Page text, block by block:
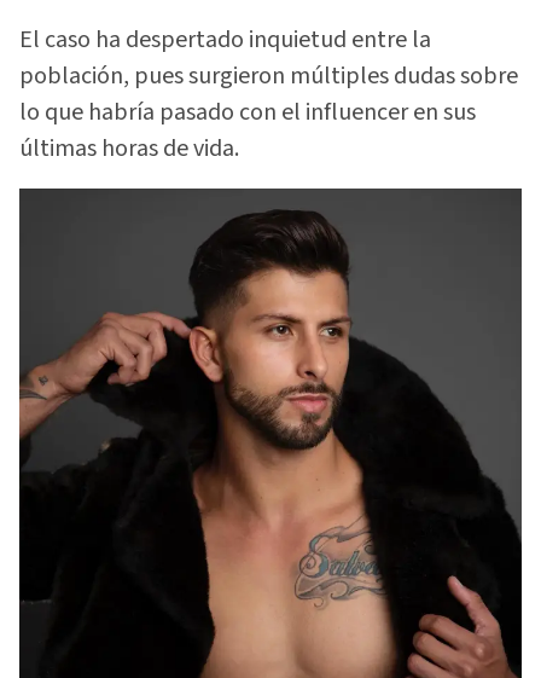
El caso ha despertado inquietud entre la
población, pues surgieron múltiples dudas sobre
lo que habría pasado con el influencer en sus
últimas horas de vida.